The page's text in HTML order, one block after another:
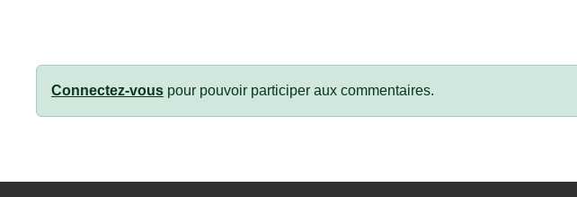
Connectez-vous pour pouvoir participer aux commentaires.